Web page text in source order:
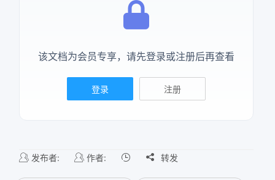
该文档为会员专享，请先登录或注册后再查看
登录 注册
发布者: 作者:  转发